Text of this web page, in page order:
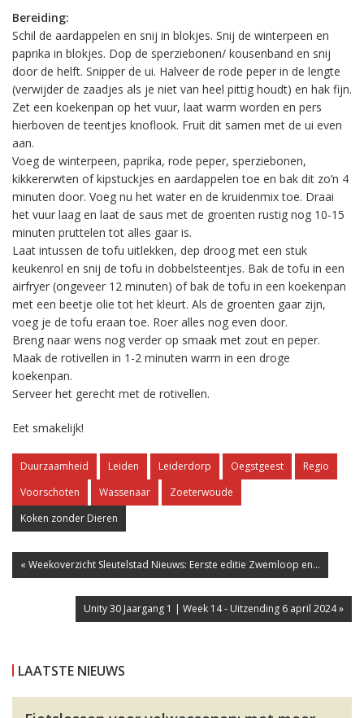
Bereiding:
Schil de aardappelen en snij in blokjes. Snij de winterpeen en
paprika in blokjes. Dop de sperziebonen/ kousenband en snij
door de helft. Snipper de ui. Halveer de rode peper in de lengte
(verwijder de zaadjes als je niet van heel pittig houdt) en hak fijn.
Zet een koekenpan op het vuur, laat warm worden en pers
hierboven de teentjes knoflook. Fruit dit samen met de ui even
aan.
Voeg de winterpeen, paprika, rode peper, sperziebonen,
kikkererwten of kipstuckjes en aardappelen toe en bak dit zo’n 4
minuten door. Voeg nu het water en de kruidenmix toe. Draai
het vuur laag en laat de saus met de groenten rustig nog 10-15
minuten pruttelen tot alles gaar is.
Laat intussen de tofu uitlekken, dep droog met een stuk
keukenrol en snij de tofu in dobbelsteentjes. Bak de tofu in een
airfryer (ongeveer 12 minuten) of bak de tofu in een koekenpan
met een beetje olie tot het kleurt. Als de groenten gaar zijn,
voeg je de tofu eraan toe. Roer alles nog even door.
Breng naar wens nog verder op smaak met zout en peper.
Maak de rotivellen in 1-2 minuten warm in een droge
koekenpan.
Serveer het gerecht met de rotivellen.
Eet smakelijk!
Duurzaamheid Leiden Leiderdorp Oegstgeest
Regio
Voorschoten
Wassenaar
Zoeterwoude
Koken zonder Dieren
« Weekoverzicht Sleutelstad Nieuws: Eerste editie Zwemloop en...
Unity 30 Jaargang 1 | Week 14 - Uitzending 6 april 2024 »
LAATSTE NIEUWS